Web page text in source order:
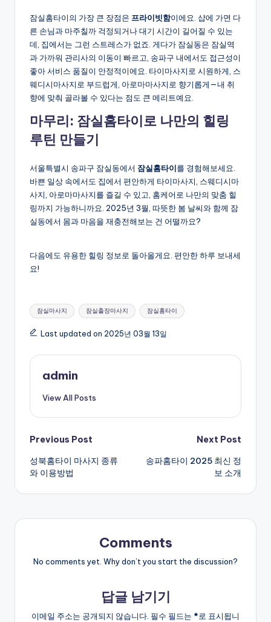
잠실홈타이의 가장 큰 장점은 프라이빗함이에요. 샵에 가면 다
른 손님과 마주칠까 걱정되거나 대기 시간이 길어질 수 있는
데, 집에서는 그런 스트레스가 없죠. 게다가 잠실동은 잠실역
과 가까워 관리사의 이동이 빠르고, 송파구 내에서도 접근성이
좋아 서비스 품질이 안정적이에요. 타이마사지로 시원하게, 스
웨디시마사지로 부드럽게, 아로마마사지로 향기롭게—내 취
향에 맞춰 골라볼 수 있다는 점도 큰 메리트예요.
마무리: 잠실홈타이로 나만의 힐링
루틴 만들기
서울특별시 송파구 잠실동에서 잠실홈타이를 경험해보세요.
바쁜 일상 속에서도 집에서 편안하게 타이마사지, 스웨디시마
사지, 아로마마사지를 즐길 수 있고, 홈케어로 나만의 맞춤 힐
링까지 가능하니까요. 2025년 3월, 따뜻한 봄 날씨와 함께 잠
실동에서 몸과 마음을 재충전해보는 건 어떨까요?
다음에도 유용한 힐링 정보로 돌아올게요. 편안한 하루 보내세
요!
Tags:
잠실마사지 잠실출장마사지 잠실홈타이
Last updated on 2025년 03월 13일
admin
View All Posts
Post
navigation
Previous Post
성북홈타이 마사지 종류
와 이용방법
Next Post
송파홈타이 2025 최신 정
보 소개
Comments
No comments yet. Why don’t you start the discussion?
답글 남기기
이메일 주소는 공개되지 않습니다. 필수 필드는 *로 표시됩니